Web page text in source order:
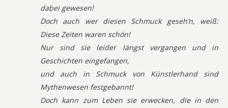
dabei gewesen!
Doch auch wer diesen Schmuck geseh’n, weiß:
Diese Zeiten waren schön!
Nur sind sie leider längst vergangen und in
Geschichten eingefangen,
und auch in Schmuck von Künstlerhand sind
Mythenwesen festgebannt!
Doch kann zum Leben sie erwecken, die in den